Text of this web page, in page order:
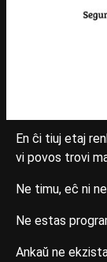
En ĉi tiuj etaj
vi povos trovi
Ne timu, eĉ ni
Ne estas
Ankaŭ ne